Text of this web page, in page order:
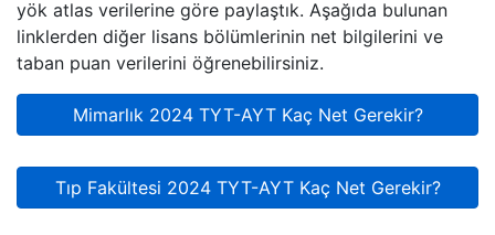
yök atlas verilerine göre paylaştık. Aşağıda bulunan
linklerden diğer lisans bölümlerinin net bilgilerini ve
taban puan verilerini öğrenebilirsiniz.
Mimarlık 2024 TYT-AYT Kaç Net Gerekir?
Tıp Fakültesi 2024 TYT-AYT Kaç Net Gerekir?